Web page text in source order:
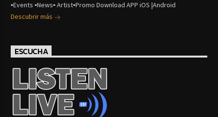
▪Events ▪News▪ Artist▪Promo Download APP iOS |Android
Descubrir más
ESCUCHA